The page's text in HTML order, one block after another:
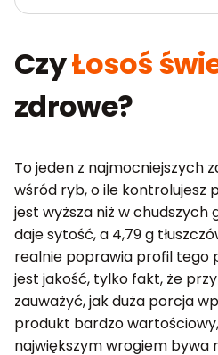
CzyŁosoś
zdrowe?
To jeden z najmocniejszych
wśród ryb, o ile kontrolujesz
jest wyższa niż w chudszych
daje sytość, a 4,79 g
realnie poprawia profil tego
jest jakość, tylko fakt, że
zauważyć, jak duża porcja
produkt bardzo
największym wrogiem bywa